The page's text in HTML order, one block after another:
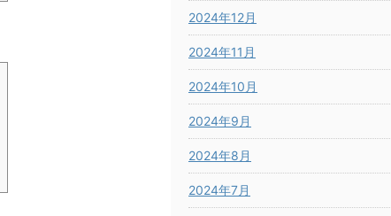
2024年12月
2024年11月
2024年10月
2024年9月
2024年8月
2024年7月